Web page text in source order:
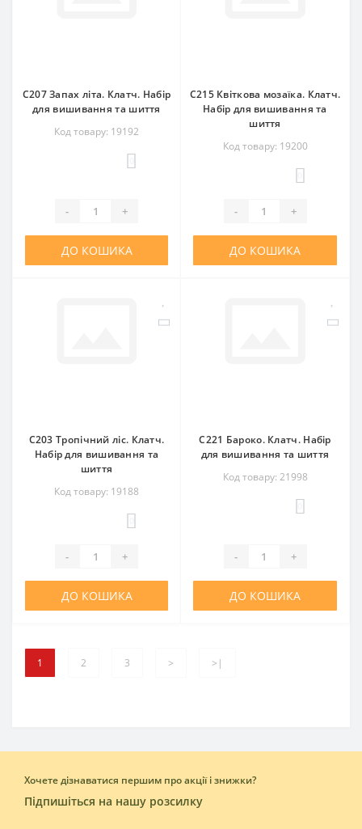
C207 Запах літа. Клатч. Набір
для вишивання та шиття
Код товару: 19192
- +
ДО КОШИКА
C215 Квіткова мозаїка. Клатч.
Набір для вишивання та
шиття
Код товару: 19200
- +
ДО КОШИКА
C203 Тропічний ліс. Клатч.
Набір для вишивання та
шиття
Код товару: 19188
- +
ДО КОШИКА
C221 Бароко. Клатч. Набір
для вишивання та шиття
Код товару: 21998
- +
ДО КОШИКА
1 2 3 > >|
Хочете дізнаватися першим про акції і знижки?
Підпишіться на нашу розсилку